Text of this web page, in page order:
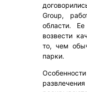
Group,
области.
возвести
то, чем
парки.